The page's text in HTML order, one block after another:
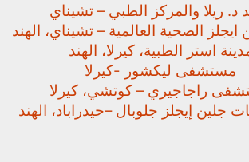
د. ريلا والمركز الطبي – تشيناي
ايجلز الصحية العالمية – تشيناي، الهند
استر الطبية، كيرلا، الهند
مستشفى ليكشور -كيرلا
راجاجيري – كوتشي، كيرلا
جلين إيجلز جلوبال –حيدراباد، الهند